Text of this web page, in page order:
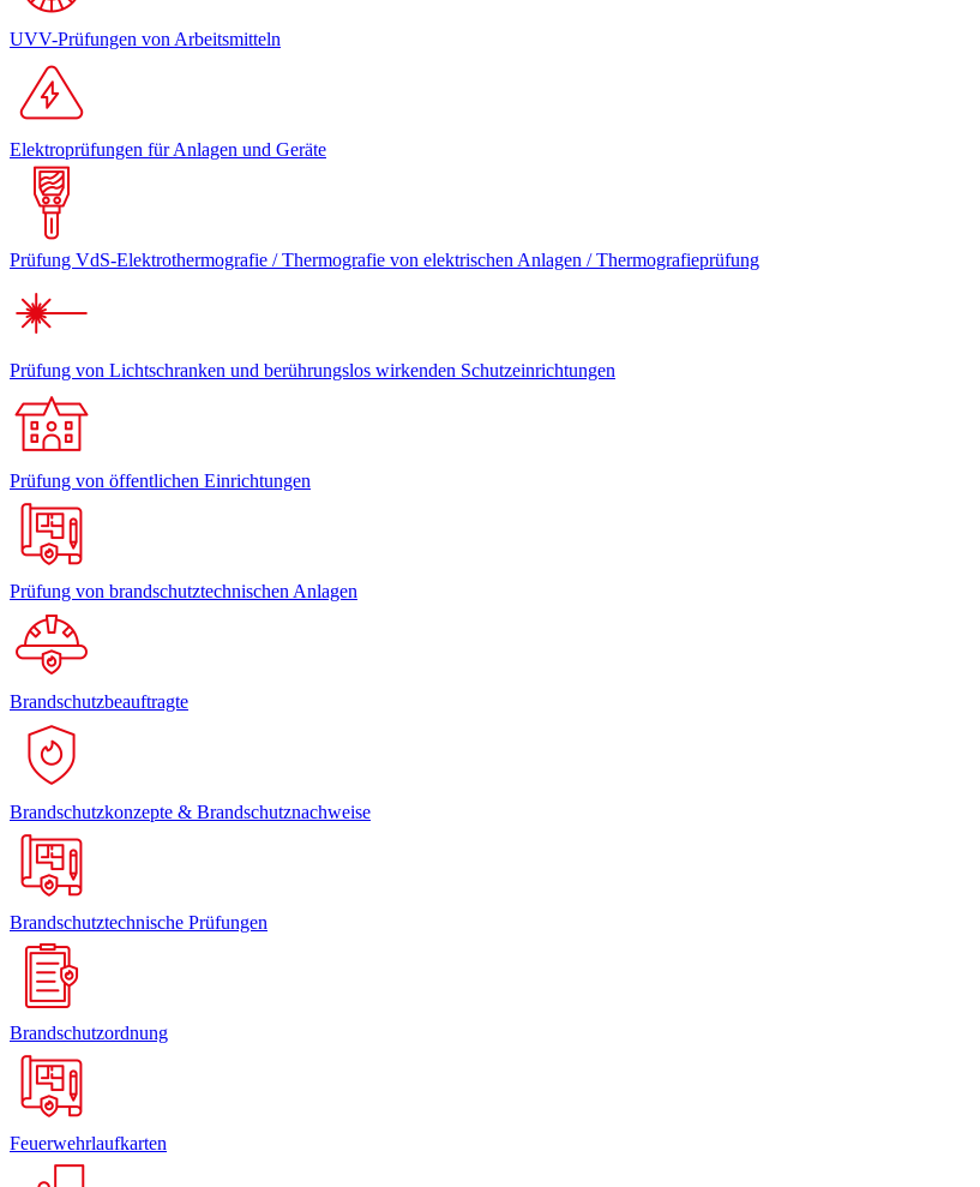
UVV-Prüfungen von Arbeitsmitteln
Elektroprüfungen für Anlagen und Geräte
Prüfung VdS-Elektrothermografie / Thermografie von elektrischen Anlagen / Thermografieprüfung
Prüfung von Lichtschranken und berührungslos wirkenden Schutzeinrichtungen
Prüfung von öffentlichen Einrichtungen
Prüfung von brandschutztechnischen Anlagen
Brandschutzbeauftragte
Brandschutzkonzepte & Brandschutznachweise
Brandschutztechnische Prüfungen
Brandschutzordnung
Feuerwehrlaufkarten